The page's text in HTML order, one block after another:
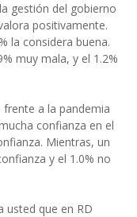
gestión del gobierno
positivamente.
la considera buena.
muy mala, y el 1.2%
a la pandemia
confianza en el
Mientras, un
y el 1.0% no
usted que en RD